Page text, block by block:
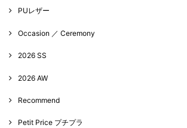
PUレザー
Occasion ／ Ceremony
2026 SS
2026 AW
Recommend
Petit Price プチプラ